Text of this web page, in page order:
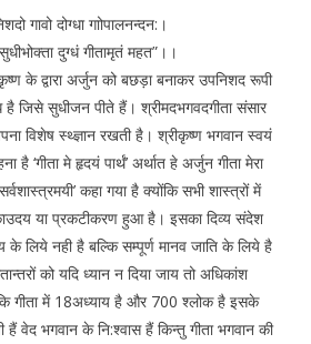
गावो दोग्धा गाोपालनन्दन:।
सुधीभोक्ता दुग्धं गीतामृतं महत”।।
के द्वारा अर्जुन को बछड़ा बनाकर उपनिशद रूपी
जिसे सुधीजन पीते हैं। श्रीमदभगवदगीता संसार
विशेष स्थ्ज्ञान रखती है। श्रीकृष्ण भगवान स्वयं
‘गीता मे हृदयं पार्थं’ अर्थात हे अर्जुन गीता मेरा
कहा गया है क्योंकि सभी शास्त्रों में
या प्रकटीकरण हुआ है। इसका दिव्य संदेश
के लिये नही है बल्कि सम्पूर्ण मानव जाति के लिये है
को यदि ध्यान न दिया जाय तो अधिकांश
गीता में 18अध्याय है और 700 श्लोक है इसके
वेद भगवान के नि:श्वास हैं किन्तु गीता भगवान की